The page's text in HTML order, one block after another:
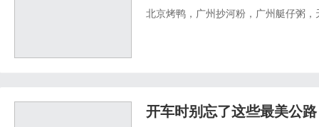
北京烤鸭，广州抄河粉，广州艇仔粥
开车时别忘了这些最美公